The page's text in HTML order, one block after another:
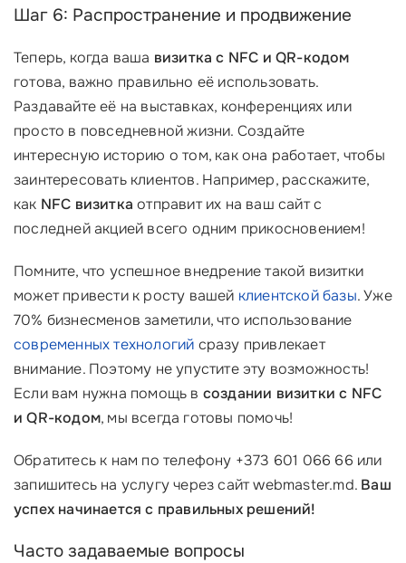
Шаг 6: Распространение и продвижение
Теперь, когда ваша визитка с NFC и QR-кодом
готова, важно правильно её использовать.
Раздавайте её на выставках, конференциях или
просто в повседневной жизни. Создайте
интересную историю о том, как она работает, чтобы
заинтересовать клиентов. Например, расскажите,
как NFC визитка отправит их на ваш сайт с
последней акцией всего одним прикосновением!
Помните, что успешное внедрение такой визитки
может привести к росту вашей клиентской базы. Уже
70% бизнесменов заметили, что использование
современных технологий сразу привлекает
внимание. Поэтому не упустите эту возможность!
Если вам нужна помощь в создании визитки с NFC
и QR-кодом, мы всегда готовы помочь!
Обратитесь к нам по телефону +373 601 066 66 или
запишитесь на услугу через сайт webmaster.md. Ваш
успех начинается с правильных решений!
Часто задаваемые вопросы